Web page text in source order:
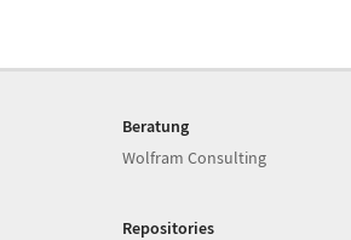
Beratung
Wolfram Consulting
Repositories